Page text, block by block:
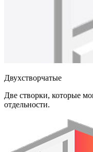
Двухстворчатые
Две створки, которые
отдельности.